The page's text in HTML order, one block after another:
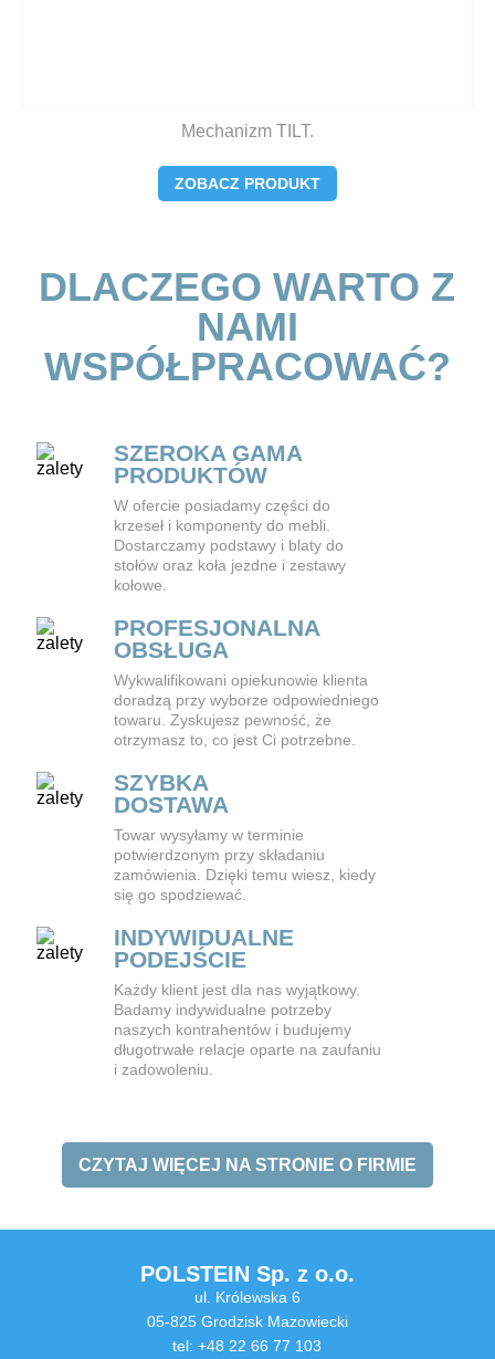
Mechanizm TILT.
ZOBACZ PRODUKT
DLACZEGO WARTO Z
NAMI
WSPÓŁPRACOWAĆ?
SZEROKA GAMA
PRODUKTÓW
W ofercie posiadamy części do
krzeseł i komponenty do mebli.
Dostarczamy podstawy i blaty do
stołów oraz koła jezdne i zestawy
kołowe.
PROFESJONALNA
OBSŁUGA
Wykwalifikowani opiekunowie klienta
doradzą przy wyborze odpowiedniego
towaru. Zyskujesz pewność, że
otrzymasz to, co jest Ci potrzebne.
SZYBKA
DOSTAWA
Towar wysyłamy w terminie
potwierdzonym przy składaniu
zamówienia. Dzięki temu wiesz, kiedy
się go spodziewać.
INDYWIDUALNE
PODEJŚCIE
Każdy klient jest dla nas wyjątkowy.
Badamy indywidualne potrzeby
naszych kontrahentów i budujemy
długotrwałe relacje oparte na zaufaniu
i zadowoleniu.
CZYTAJ WIĘCEJ NA STRONIE O FIRMIE
POLSTEIN Sp. z o.o.
ul. Królewska 6
05-825 Grodzisk Mazowiecki
tel: +48 22 66 77 103